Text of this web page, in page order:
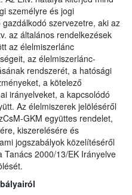
személyre és jogi
szervezetre, aki az
az általános rendelkezések
az élelmiszerlánc
az élelmiszerlánc-
rendszerét, a hatósági
a kötelező
irányelveket, a kapcsolódó
Az élelmiszerek jelöléséről
GKM együttes rendelet,
kiszerelésére és
jogszabályok közelítéséről
Tanács 2000/13/EK Irányelve